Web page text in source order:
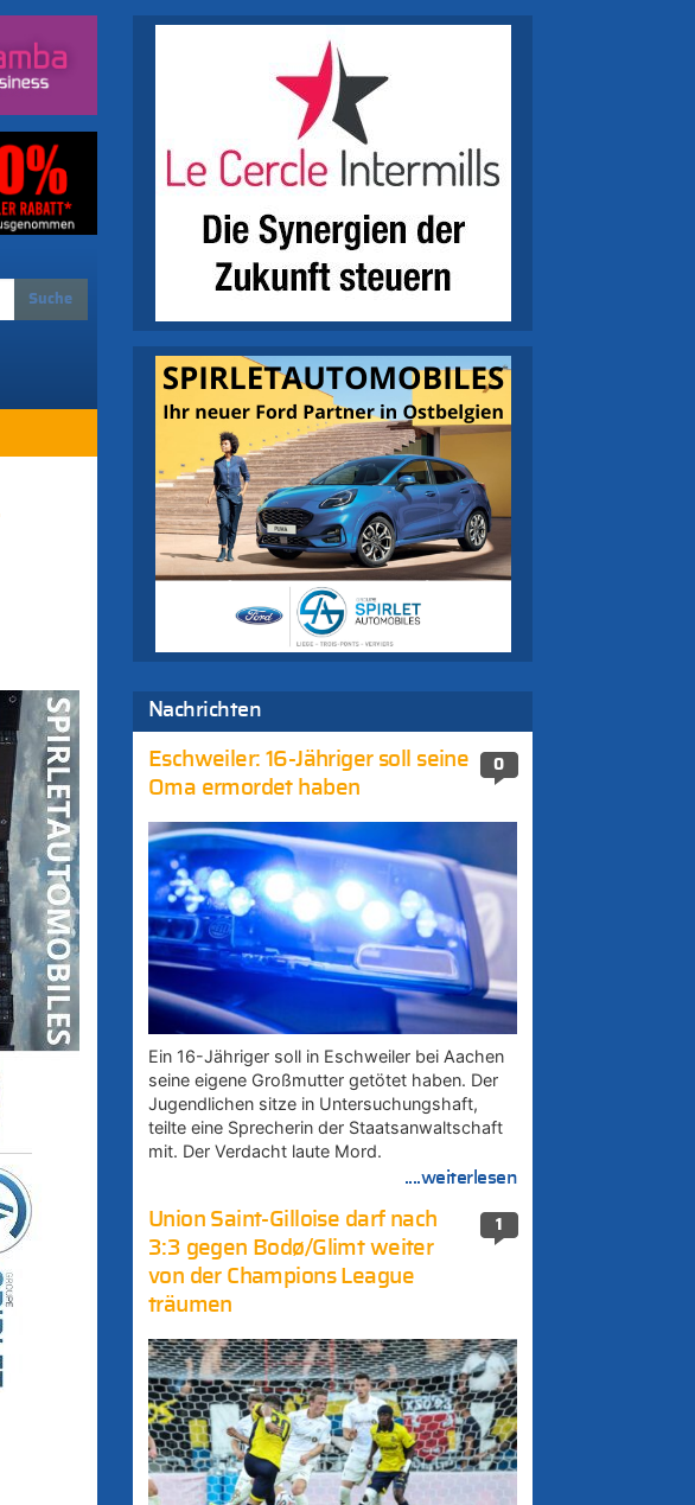
Nachrichten
0
Eschweiler: 16-Jähriger soll seine
Oma ermordet haben
Ein 16-Jähriger soll in Eschweiler bei Aachen
seine eigene Großmutter getötet haben. Der
Jugendlichen sitze in Untersuchungshaft,
teilte eine Sprecherin der Staatsanwaltschaft
mit. Der Verdacht laute Mord.
....weiterlesen
1
Union Saint-Gilloise darf nach
3:3 gegen Bodø/Glimt weiter
von der Champions League
träumen